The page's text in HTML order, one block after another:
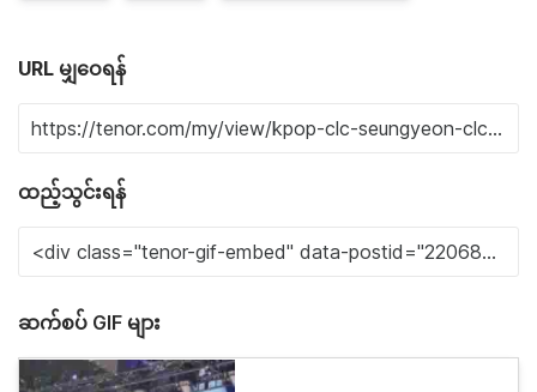
URL မျှဝေရန်
ထည့်သွင်းရန်
ဆက်စပ် GIF များ